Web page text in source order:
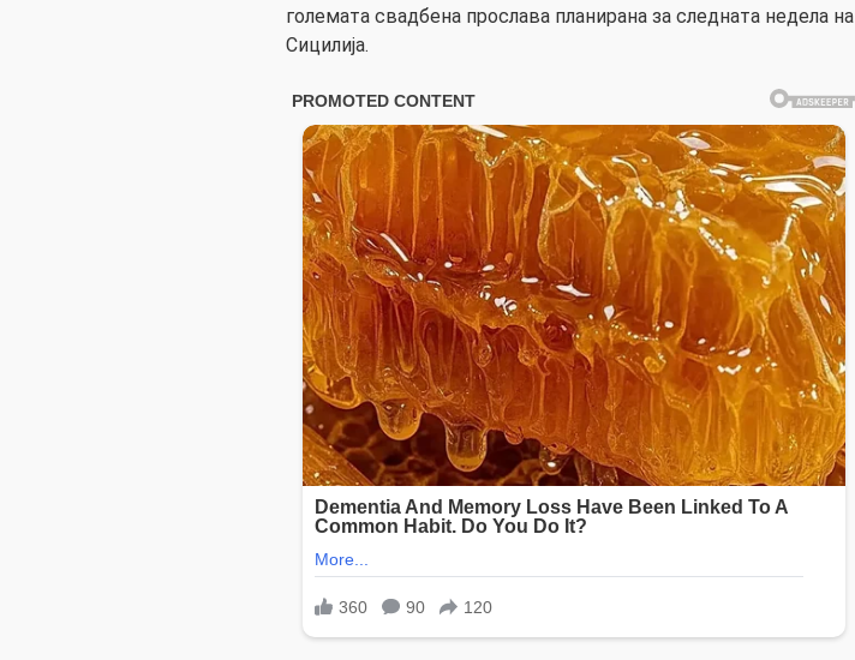
големата свадбена прослава планирана за следната недела на
Сицилија.